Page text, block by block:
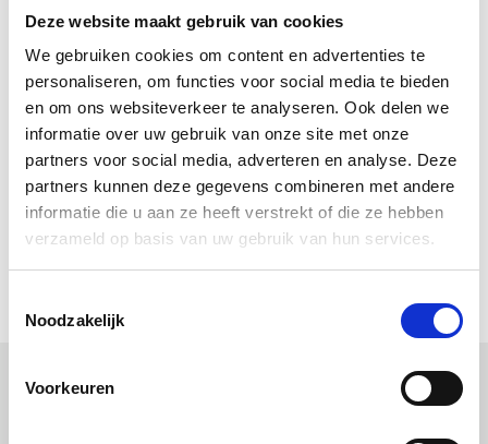
Deze website maakt gebruik van cookies
We gebruiken cookies om content en advertenties te
personaliseren, om functies voor social media te bieden
en om ons websiteverkeer te analyseren. Ook delen we
informatie over uw gebruik van onze site met onze
partners voor social media, adverteren en analyse. Deze
partners kunnen deze gegevens combineren met andere
informatie die u aan ze heeft verstrekt of die ze hebben
verzameld op basis van uw gebruik van hun services.
Noodzakelijk
Voorkeuren
50017 1L
50347 5L
Gebruiksaanwijzing Allbäck rauwe en gekookte lijnolie
en lijnoliestopverf
Allbäck Handboekje
Allbäck Little Handbook
Allbäck Le petit livre de la peinture